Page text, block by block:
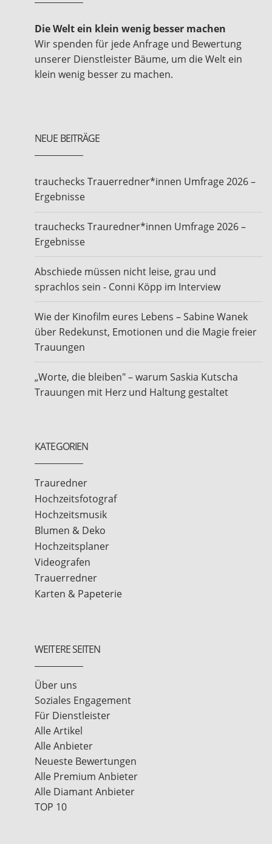
Die Welt ein klein wenig besser machen
Wir spenden für jede Anfrage und Bewertung
unserer Dienstleister Bäume, um die Welt ein
klein wenig besser zu machen.
NEUE BEITRÄGE
trauchecks Trauerredner*innen Umfrage 2026 –
Ergebnisse
trauchecks Trauredner*innen Umfrage 2026 –
Ergebnisse
Abschiede müssen nicht leise, grau und
sprachlos sein - Conni Köpp im Interview
Wie der Kinofilm eures Lebens – Sabine Wanek
über Redekunst, Emotionen und die Magie freier
Trauungen
„Worte, die bleiben" – warum Saskia Kutscha
Trauungen mit Herz und Haltung gestaltet
KATEGORIEN
Trauredner
Hochzeitsfotograf
Hochzeitsmusik
Blumen & Deko
Hochzeitsplaner
Videografen
Trauerredner
Karten & Papeterie
WEITERE SEITEN
Über uns
Soziales Engagement
Für Dienstleister
Alle Artikel
Alle Anbieter
Neueste Bewertungen
Alle Premium Anbieter
Alle Diamant Anbieter
TOP 10